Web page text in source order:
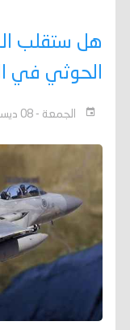
هل ستقلب
الحوثي في
الجمعة - 08 ديسمبر 2023 - 02:44 م بتوقيت عدن